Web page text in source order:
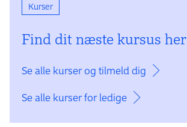
Kurser
Find dit næste kursus her
Se alle kurser og tilmeld dig
Se alle kurser for ledige